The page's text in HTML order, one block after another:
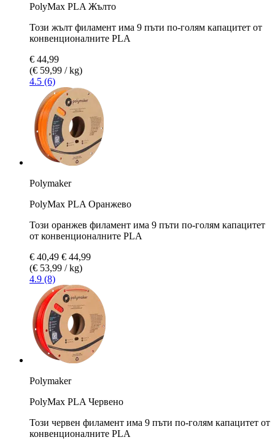
PolyMax PLA Жълто
Този жълт филамент има 9 пъти по-голям капацитет от
конвенционалните PLA
€ 44,99
(€ 59,99 / kg)
4.5 (6)
Polymaker
PolyMax PLA Оранжево
Този оранжев филамент има 9 пъти по-голям капацитет
от конвенционалните PLA
€ 40,49 € 44,99
(€ 53,99 / kg)
4.9 (8)
Polymaker
PolyMax PLA Червено
Този червен филамент има 9 пъти по-голям капацитет от
конвенционалните PLA